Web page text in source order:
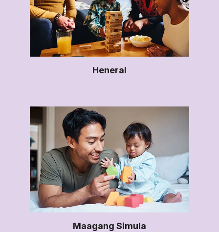
Heneral
Maagang Simula